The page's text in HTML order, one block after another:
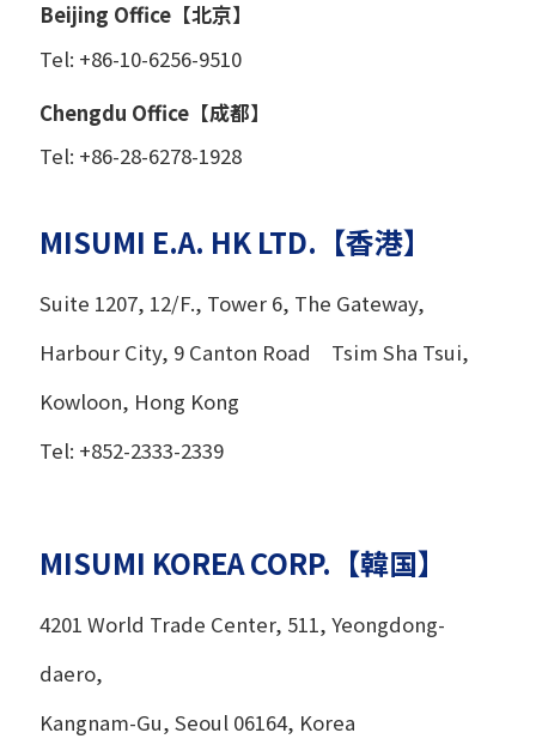
Beijing Office【北京】
Tel: +86-10-6256-9510
Chengdu Office【成都】
Tel: +86-28-6278-1928
MISUMI E.A. HK LTD.【香港】
Suite 1207, 12/F., Tower 6, The Gateway,
Harbour City, 9 Canton Road Tsim Sha Tsui,
Kowloon, Hong Kong
Tel: +852-2333-2339
MISUMI KOREA CORP.【韓国】
4201 World Trade Center, 511, Yeongdong-
daero,
Kangnam-Gu, Seoul 06164, Korea